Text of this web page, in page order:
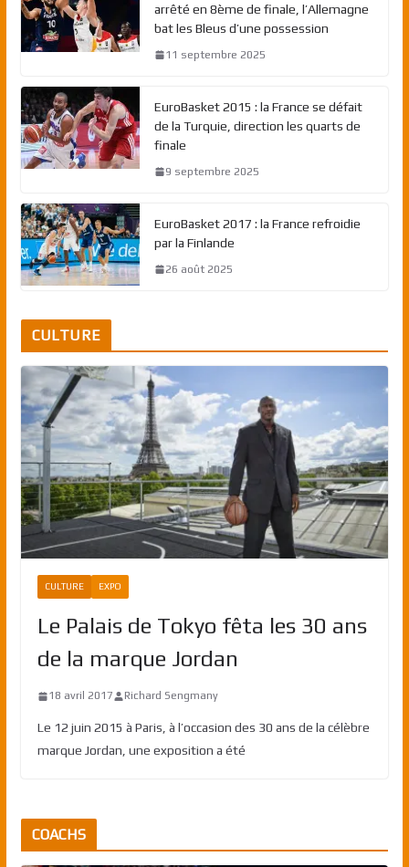
arrêté en 8ème de finale, l’Allemagne
bat les Bleus d’une possession
11 septembre 2025
EuroBasket 2015 : la France se défait
de la Turquie, direction les quarts de
finale
9 septembre 2025
EuroBasket 2017 : la France refroidie
par la Finlande
26 août 2025
CULTURE
CULTURE EXPO
Le Palais de Tokyo fêta les 30 ans
de la marque Jordan
18 avril 2017 Richard Sengmany
Le 12 juin 2015 à Paris, à l’occasion des 30 ans de la célèbre
marque Jordan, une exposition a été
COACHS